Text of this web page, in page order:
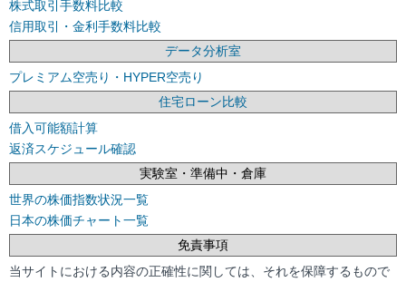
株式取引手数料比較
信用取引・金利手数料比較
データ分析室
プレミアム空売り・HYPER空売り
住宅ローン比較
借入可能額計算
返済スケジュール確認
実験室・準備中・倉庫
世界の株価指数状況一覧
日本の株価チャート一覧
免責事項
当サイトにおける内容の正確性に関しては、それを保障するもので